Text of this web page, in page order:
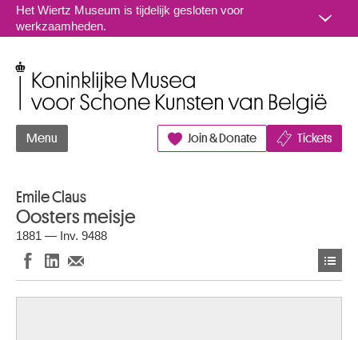
Naar inhoud
Het Wiertz Museum is tijdelijk gesloten voor
werkzaamheden.
Menu Join & Donate Tickets
Emile Claus
Oosters meisje
1881 — Inv. 9488